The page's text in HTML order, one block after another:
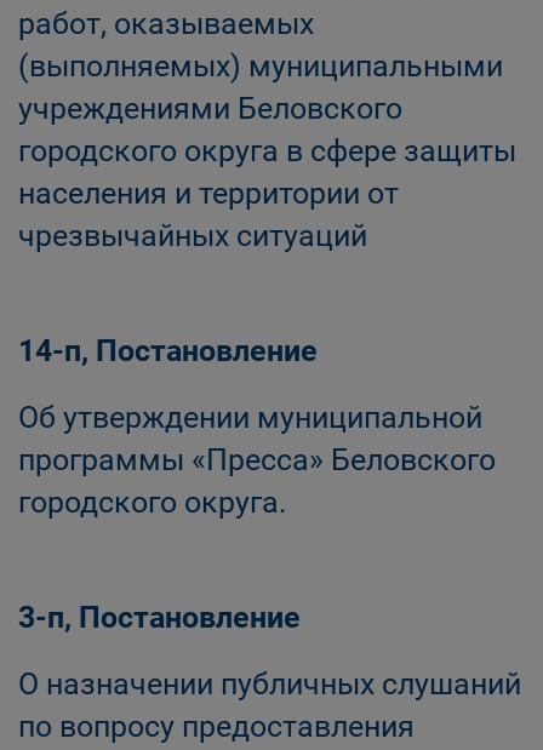
работ, оказываемых
(выполняемых) муниципальными
учреждениями Беловского
городского округа в сфере защиты
населения и территории от
чрезвычайных ситуаций
14-п, Постановление
Об утверждении муниципальной
программы «Пресса» Беловского
городского округа.
3-п, Постановление
О назначении публичных слушаний
по вопросу предоставления